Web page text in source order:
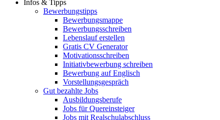
Infos & Tipps
Bewerbungstipps
Bewerbungsmappe
Bewerbungsschreiben
Lebenslauf erstellen
Gratis CV Generator
Motivationsschreiben
Initiativbewerbung schreiben
Bewerbung auf Englisch
Vorstellungsgespräch
Gut bezahlte Jobs
Ausbildungsberufe
Jobs für Quereinsteiger
Jobs mit Realschulabschluss